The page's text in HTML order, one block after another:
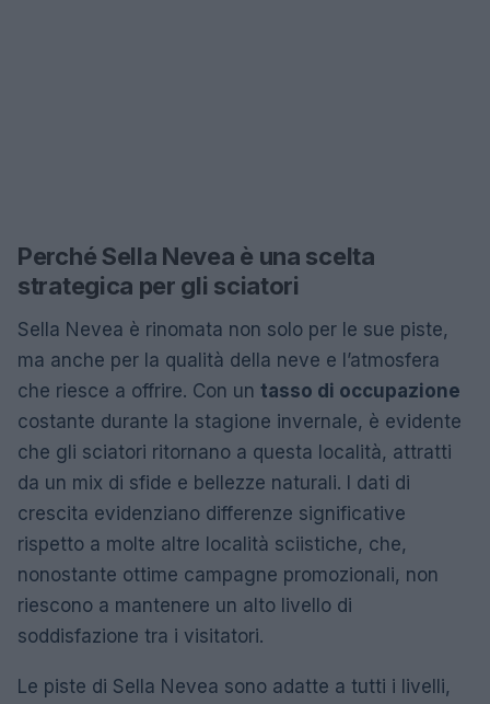
Perché Sella Nevea è una scelta
strategica per gli sciatori
Sella Nevea è rinomata non solo per le sue piste,
ma anche per la qualità della neve e l’atmosfera
che riesce a offrire. Con un tasso di occupazione
costante durante la stagione invernale, è evidente
che gli sciatori ritornano a questa località, attratti
da un mix di sfide e bellezze naturali. I dati di
crescita evidenziano differenze significative
rispetto a molte altre località sciistiche, che,
nonostante ottime campagne promozionali, non
riescono a mantenere un alto livello di
soddisfazione tra i visitatori.
Le piste di Sella Nevea sono adatte a tutti i livelli,